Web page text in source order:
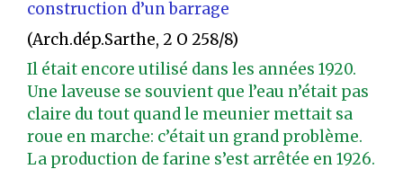
construction d’un barrage
(Arch.dép.Sarthe, 2 O 258/8)
Il était encore utilisé dans les années 1920.
Une laveuse se souvient que l’eau n’était pas
claire du tout quand le meunier mettait sa
roue en marche: c’était un grand problème.
La production de farine s’est arrêtée en 1926.